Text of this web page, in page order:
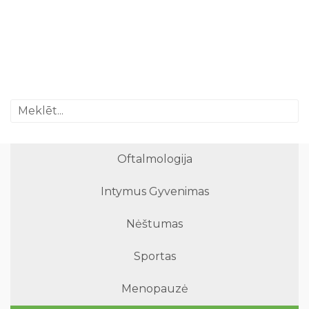
Oftalmologija
Intymus Gyvenimas
Nėštumas
Sportas
Menopauzė